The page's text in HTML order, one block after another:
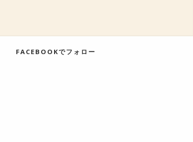
FACEBOOKでフォロー